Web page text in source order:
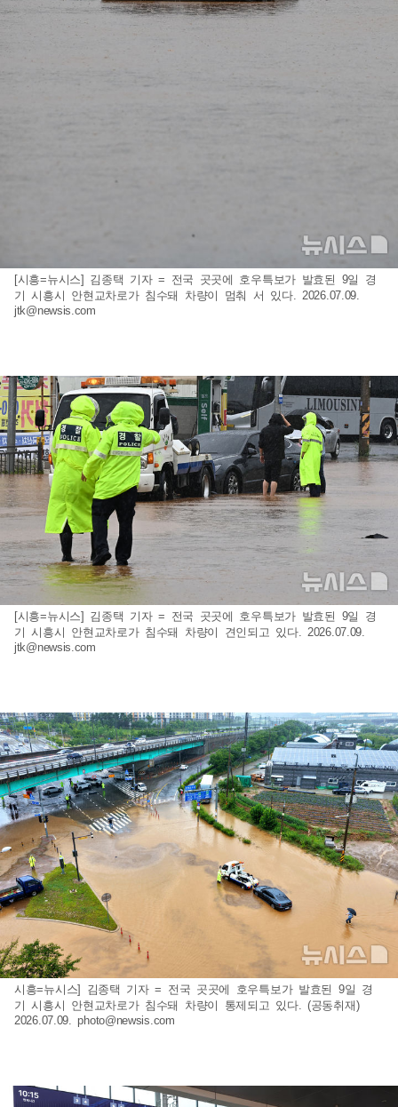
[시흥=뉴시스] 김종택 기자 = 전국 곳곳에 호우특보가 발효된 9일 경
기 시흥시 안현교차로가 침수돼 차량이 멈춰 서 있다. 2026.07.09.
jtk@newsis.com
[시흥=뉴시스] 김종택 기자 = 전국 곳곳에 호우특보가 발효된 9일 경
기 시흥시 안현교차로가 침수돼 차량이 견인되고 있다. 2026.07.09.
jtk@newsis.com
시흥=뉴시스] 김종택 기자 = 전국 곳곳에 호우특보가 발효된 9일 경
기 시흥시 안현교차로가 침수돼 차량이 통제되고 있다. (공동취재)
2026.07.09.photo@newsis.com